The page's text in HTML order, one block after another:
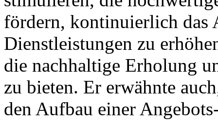
fördern, kontinuierlich das
Dienstleistungen zu
die nachhaltige Erholung
zu bieten. Er erwähnte
den Aufbau einer